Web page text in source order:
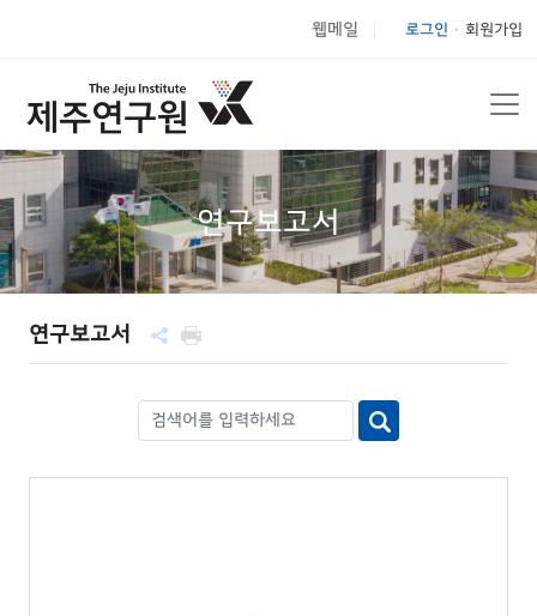
웹메일 로그인 회원가입
연구보고서
연구보고서